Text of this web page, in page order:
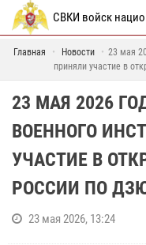
СВКИ войск
Главная Новости
23 мая
приняли участие в
23 МАЯ 2026
ВОЕННОГО
УЧАСТИЕ В
РОССИИ ПО
23 мая 2026, 13:24